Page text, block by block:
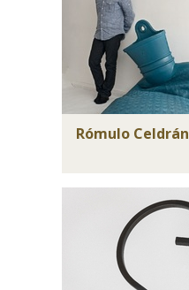
Rómulo Celdrán